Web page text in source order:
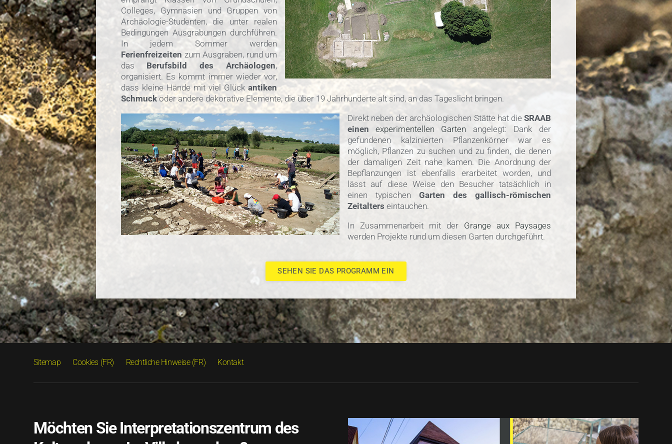
Colleges, Gymnasien und Gruppen von
Archäologie-Studenten, die unter realen
Bedingungen Ausgrabungen durchführen.
In jedem Sommer werden
Ferienfreizeiten zum Ausgraben, rund um
das Berufsbild des Archäologen,
organisiert. Es kommt immer wieder vor,
dass kleine Hände mit viel Glück antiken
Schmuckoder andere dekorative Elemente, die über 19 Jahrhunderte alt sind, an das Tageslicht bringen.
Direkt neben der archäologischen Stätte hat die SRAAB
einen experimentellen Garten angelegt: Dank der
gefundenen kalzinierten Pflanzenkörner war es
möglich, Pflanzen zu suchen und zu finden, die denen
der damaligen Zeit nahe kamen. Die Anordnung der
Bepflanzungen ist ebenfalls erarbeitet worden, und
lässt auf diese Weise den Besucher tatsächlich in
einen typischen Garten des gallisch-römischen
Zeitalters eintauchen.
In Zusammenarbeit mit der Grange aux Paysages
werden Projekte rund um diesen Garten durchgeführt.
SEHEN SIE DAS PROGRAMM EIN
Sitemap Cookies (FR) Rechtliche Hinweise (FR) Kontakt
Möchten Sie Interpretationszentrum des